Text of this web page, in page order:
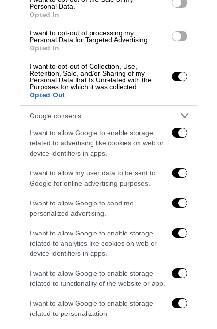
Personal Data.
Opted In
I want to opt-out of processing my
Personal Data for Targeted Advertising.
Opted In
I want to opt-out of Collection, Use,
Retention, Sale, and/or Sharing of my
Personal Data that Is Unrelated with the
Purposes for which it was collected.
Opted Out
Google consents
I want to allow Google to enable storage
related to advertising like cookies on web or
device identifiers in apps.
I want to allow my user data to be sent to
Google for online advertising purposes.
I want to allow Google to send me
personalized advertising.
I want to allow Google to enable storage
related to analytics like cookies on web or
device identifiers in apps.
I want to allow Google to enable storage
related to functionality of the website or app.
I want to allow Google to enable storage
related to personalization.
30 με 31 βαθμούς Κελσίου.
της νέας εβδομάδας ο καιρός θα
χαρακτηρίζεται από τοπική
αστάθεια κυρίως στα κεντρικά και
βόρεια ορεινά τις μεσημβρινές και
απογευματινές ώρες. Το Σάββατο
θα εκδηλωθούν λίγες βροχές ή
όμβροι στα βόρεια, ενώ από την
Κυριακή και μετά τα φαινόμενα θα…
pic.twitter.com/Ttb2m4FGr4
— Theodoros Kolydas (@KolydasT)
May 8, 2026
«Το Σαββατοκύριακο και στις αρχές της νέας
εβδομάδας ο καιρός θα χαρακτηρίζεται από
τοπική αστάθεια κυρίως στα κεντρικά και
βόρεια ορεινά τις μεσημβρινές και
εκδηλωθούν λίγες βροχές ή όμβροι στα
βόρεια, ενώ από την Κυριακή και μετά τα
φαινόμενα θα είναι πιο περιορισμένα.